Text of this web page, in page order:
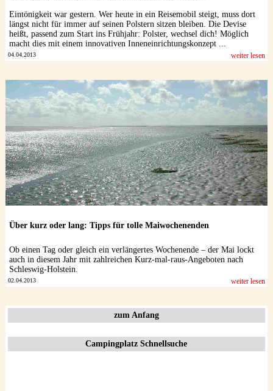
Eintönigkeit war gestern. Wer heute in ein Reisemobil steigt, muss dort
längst nicht für immer auf seinen Polstern sitzen bleiben. Die Devise
heißt, passend zum Start ins Frühjahr: Polster, wechsel dich! Möglich
macht dies mit einem innovativen Inneneinrichtungskonzept ...
04.04.2013 weiter lesen
Über kurz oder lang: Tipps für tolle Maiwochenenden
Ob einen Tag oder gleich ein verlängertes Wochenende – der Mai lockt
auch in diesem Jahr mit zahlreichen Kurz-mal-raus-Angeboten nach
Schleswig-Holstein.
02.04.2013 weiter lesen
zum Anfang
Campingplatz Schnellsuche